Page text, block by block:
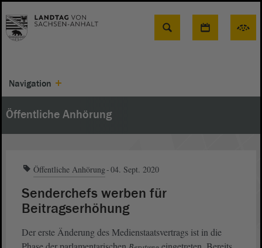
Suche
Navigation
Öffentliche Anhörung
Öffentliche Anhörung 04. Sept. 2020
Senderchefs werben für
Beitragserhöhung
Der erste Änderung des Medienstaatsvertrags ist in die